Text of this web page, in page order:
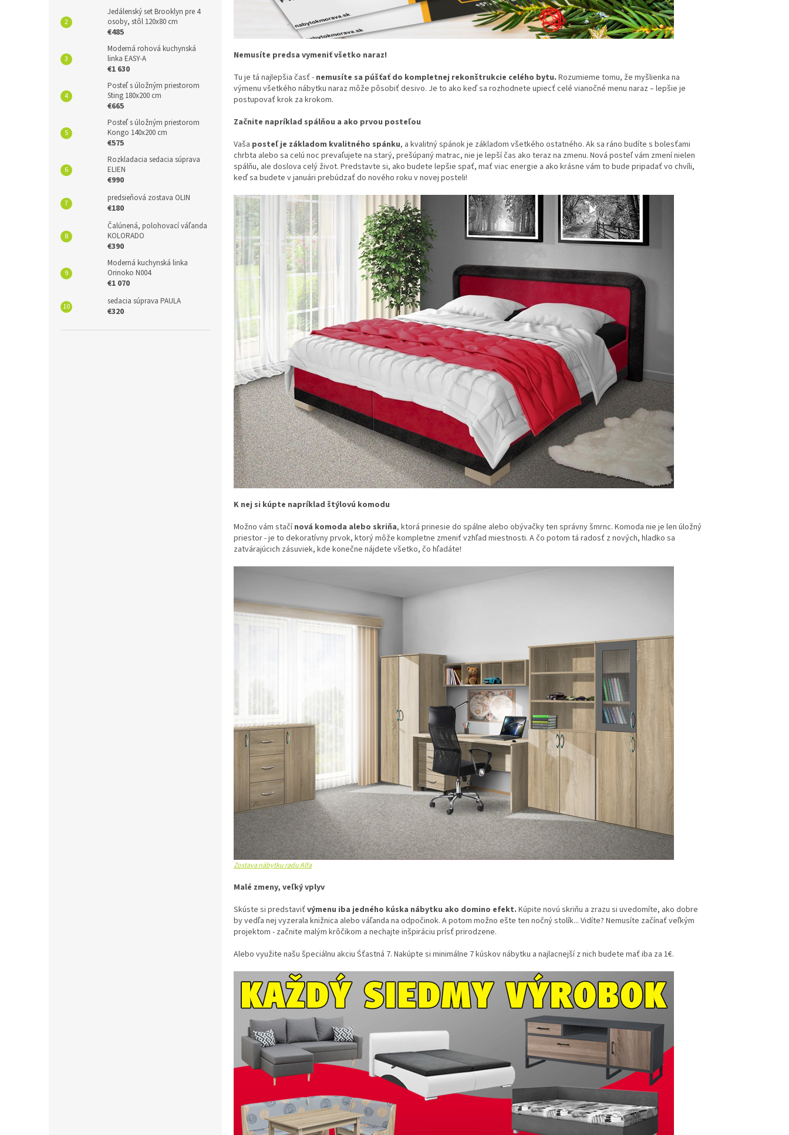
Jedálenský set Brooklyn pre 4
osoby, stôl 120x80 cm
€485
Moderná rohová kuchynská
linka EASY-A
€1 630
Posteľ s úložným priestorom
Sting 180x200 cm
€665
Posteľ s úložným priestorom
Kongo 140x200 cm
€575
Rozkladacia sedacia súprava
ELIEN
€990
predsieňová zostava OLIN
€180
Čalúnená, polohovací váľanda
KOLORADO
€390
Moderná kuchynská linka
Orinoko N004
€1 070
sedacia súprava PAULA
€320
Nemusíte predsa vymeniť všetko naraz!
Tu je tá najlepšia časť - nemusíte sa púšťať do kompletnej rekonštrukcie celého bytu. Rozumieme tomu, že myšlienka na
výmenu všetkého nábytku naraz môže pôsobiť desivo. Je to ako keď sa rozhodnete upiecť celé vianočné menu naraz – lepšie je
postupovať krok za krokom.
Začnite napríklad spálňou a ako prvou posteľou
Vaša posteľ je základom kvalitného spánku, a kvalitný spánok je základom všetkého ostatného. Ak sa ráno budíte s bolesťami
chrbta alebo sa celú noc prevaľujete na starý, prešúpaný matrac, nie je lepší čas ako teraz na zmenu. Nová posteľ vám zmení nielen
spálňu, ale doslova celý život. Predstavte si, ako budete lepšie spať, mať viac energie a ako krásne vám to bude pripadať vo chvíli,
keď sa budete v januári prebúdzať do nového roku v novej posteli!
K nej si kúpte napríklad štýlovú komodu
Možno vám stačínová komoda alebo skriňa, ktorá prinesie do spálne alebo obývačky ten správny šmrnc. Komoda nie je len úložný
priestor - je to dekoratívny prvok, ktorý môže kompletne zmeniť vzhľad miestnosti. A čo potom tá radosť z nových, hladko sa
zatvárajúcich zásuviek, kde konečne nájdete všetko, čo hľadáte!
Zostava nábytku radu Alfa
Malé zmeny, veľký vplyv
Skúste si predstaviť výmenu iba jedného kúska nábytku ako domino efekt. Kúpite novú skriňu a zrazu si uvedomíte, ako dobre
by vedľa nej vyzerala knižnica alebo váľanda na odpočinok. A potom možno ešte ten nočný stolík... Vidíte? Nemusíte začínať veľkým
projektom - začnite malým krôčikom a nechajte inšpiráciu prísť prirodzene.
Alebo využite našu špeciálnu akciu Śťastná 7. Nakúpte si minimálne 7 kúskov nábytku a najlacnejší z nich budete mať iba za 1€.